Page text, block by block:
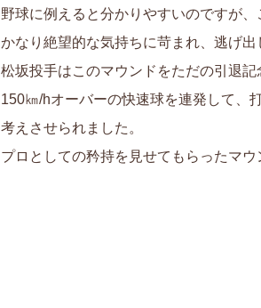
野球に例えると分かりやすいのですが
かなり絶望的な気持ちに苛まれ、逃げ出
松坂投手はこのマウンドをただの引退
150㎞/hオーバーの快速球を連発して、
考えさせられました。
プロとしての矜持を見せてもらったマウ